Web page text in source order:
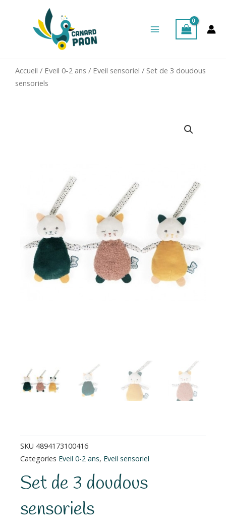
Menu
Accueil / Eveil 0-2 ans / Eveil sensoriel / Set de 3 doudous
sensoriels
SKU 4894173100416
Categories Eveil 0-2 ans, Eveil sensoriel
Set de 3 doudous
sensoriels